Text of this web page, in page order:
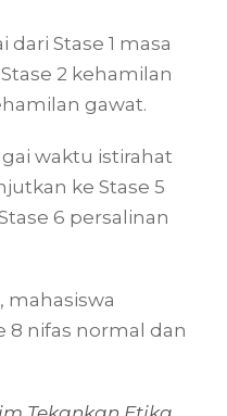
Stase 1 masa
2 kehamilan
gawat.
waktu istirahat
ke Stase 5
6 persalinan
mahasiswa
8 nifas normal dan